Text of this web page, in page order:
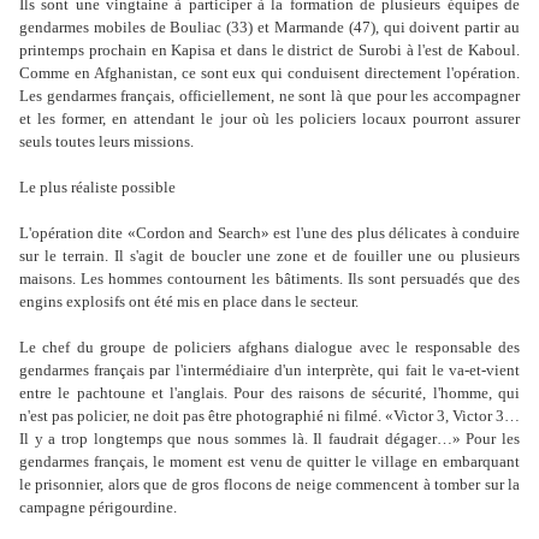
Ils sont une vingtaine à participer à la formation de plusieurs équipes de
gendarmes mobiles de Bouliac (33) et Marmande (47), qui doivent partir au
printemps prochain en Kapisa et dans le district de Surobi à l'est de Kaboul.
Comme en Afghanistan, ce sont eux qui conduisent directement l'opération.
Les gendarmes français, officiellement, ne sont là que pour les accompagner
et les former, en attendant le jour où les policiers locaux pourront assurer
seuls toutes leurs missions.
Le plus réaliste possible
L'opération dite «Cordon and Search» est l'une des plus délicates à conduire
sur le terrain. Il s'agit de boucler une zone et de fouiller une ou plusieurs
maisons. Les hommes contournent les bâtiments. Ils sont persuadés que des
engins explosifs ont été mis en place dans le secteur.
Le chef du groupe de policiers afghans dialogue avec le responsable des
gendarmes français par l'intermédiaire d'un interprète, qui fait le va-et-vient
entre le pachtoune et l'anglais. Pour des raisons de sécurité, l'homme, qui
n'est pas policier, ne doit pas être photographié ni filmé. «Victor 3, Victor 3…
Il y a trop longtemps que nous sommes là. Il faudrait dégager…» Pour les
gendarmes français, le moment est venu de quitter le village en embarquant
le prisonnier, alors que de gros flocons de neige commencent à tomber sur la
campagne périgourdine.